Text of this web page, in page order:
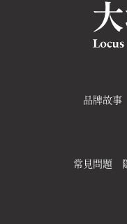
品牌故事
常見問題